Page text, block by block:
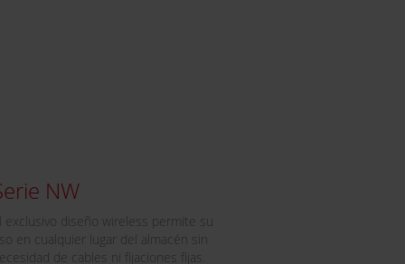
NW
El exclusivo diseño wireless permite su
en cualquier lugar del almacén sin
de cables ni fijaciones fijas.